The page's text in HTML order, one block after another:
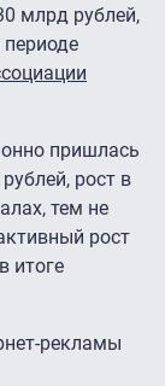
млрд рублей,
пришлась
рост в
тем не
рост
итоге
рекламы